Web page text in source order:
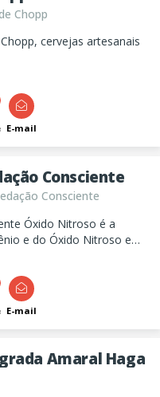
Chopp
cervejas artesanais
E-mail
Consciente
Consciente
Óxido Nitroso é a
e do Óxido Nitroso em
em todo corpo a
é conforto para o
para o
E-mail
Amaral Haga